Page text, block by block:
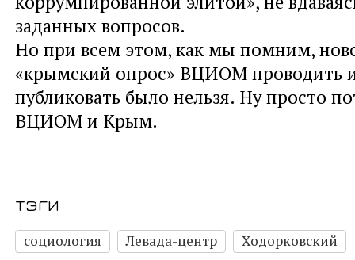
заданных вопросов.
Но при всем этом, как мы помним,
«крымский опрос» ВЦИОМ проводить
публиковать было нельзя. Ну просто
ВЦИОМ и Крым.
тэги
социология Левада-центр Ходорковский